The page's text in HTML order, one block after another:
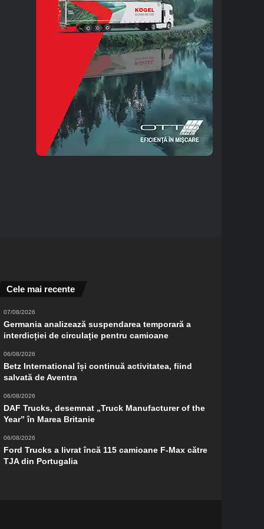
Cele mai recente
07/08/2026
Germania analizează suspendarea temporară a
interdicției de circulație pentru camioane
06/08/2026
Betz International își continuă activitatea, fiind
salvată de Aventra
06/08/2026
DAF Trucks, desemnat „Truck Manufacturer of the
Year” în Marea Britanie
06/08/2026
Ford Trucks a livrat încă 115 camioane F-Max către
TJA din Portugalia